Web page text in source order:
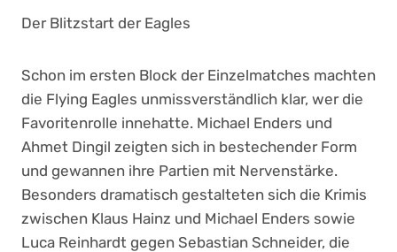
Der Blitzstart der Eagles
Schon im ersten Block der Einzelmatches machten
die Flying Eagles unmissverständlich klar, wer die
Favoritenrolle innehatte. Michael Enders und
Ahmet Dingil zeigten sich in bestechender Form
und gewannen ihre Partien mit Nervenstärke.
Besonders dramatisch gestalteten sich die Krimis
zwischen Klaus Hainz und Michael Enders sowie
Luca Reinhardt gegen Sebastian Schneider, die